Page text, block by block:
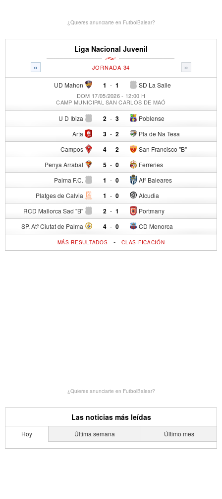
¿Quieres anunciarte en FutbolBalear?
Liga Nacional Juvenil
« »
JORNADA 34
UD Mahon 1 - SD La Salle
1
DOM 17/05/2026 - 12:00 H
CAMP MUNICIPAL SAN CARLOS DE MAÓ
U D Ibiza 2 - Poblense
3
Arta 3 - Pla de Na Tesa
2
Campos 4 - San Francisco "B"
2
Penya Arrabal 5 - Ferreries
0
Palma F.C. 1 - Atº Baleares
0
Platges de Calvia 1 - Alcudia
0
RCD Mallorca Sad "B" 2 - Portmany
1
SP. Atº Ciutat de Palma 4 - CD Menorca
0
MÁS RESULTADOS -CLASIFICACIÓN
¿Quieres anunciarte en FutbolBalear?
Las noticias más leídas
Hoy Última semana Último mes